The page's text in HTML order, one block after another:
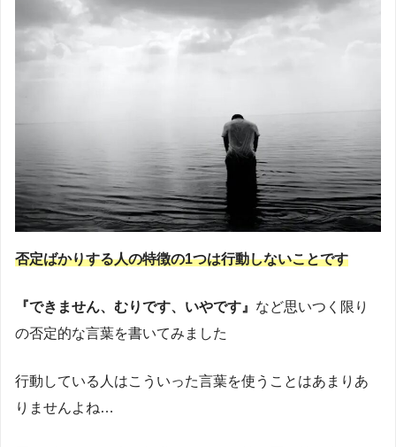
否定ばかりする人の特徴の1つは行動しないことです
『できません、むりです、いやです』 など思いつく限り
の否定的な言葉を書いてみました
行動している人はこういった言葉を使うことはあまりあ
りませんよね…